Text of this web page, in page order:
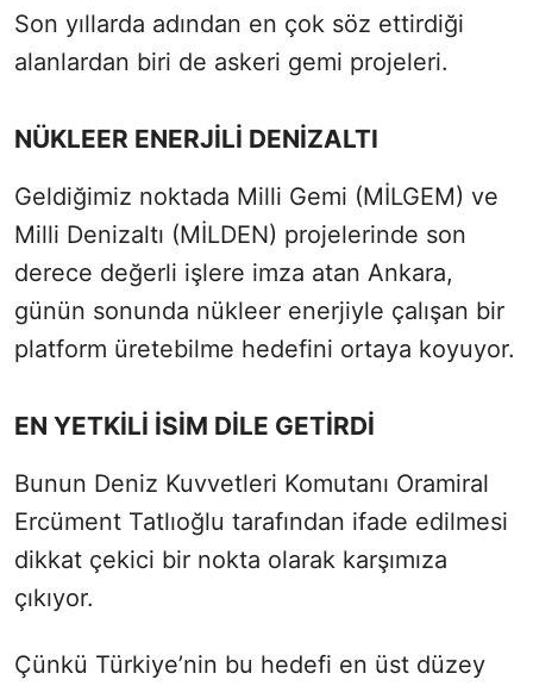
Son yıllarda adından en çok söz ettirdiği
alanlardan biri de askeri gemi projeleri.
NÜKLEER ENERJİLİ DENİZALTI
Geldiğimiz noktada Milli Gemi (MİLGEM) ve
Milli Denizaltı (MİLDEN) projelerinde son
derece değerli işlere imza atan Ankara,
günün sonunda nükleer enerjiyle çalışan bir
platform üretebilme hedefini ortaya koyuyor.
EN YETKİLİ İSİM DİLE GETİRDİ
Bunun Deniz Kuvvetleri Komutanı Oramiral
Ercüment Tatlıoğlu tarafından ifade edilmesi
dikkat çekici bir nokta olarak karşımıza
çıkıyor.
Çünkü Türkiye’nin bu hedefi en üst düzey